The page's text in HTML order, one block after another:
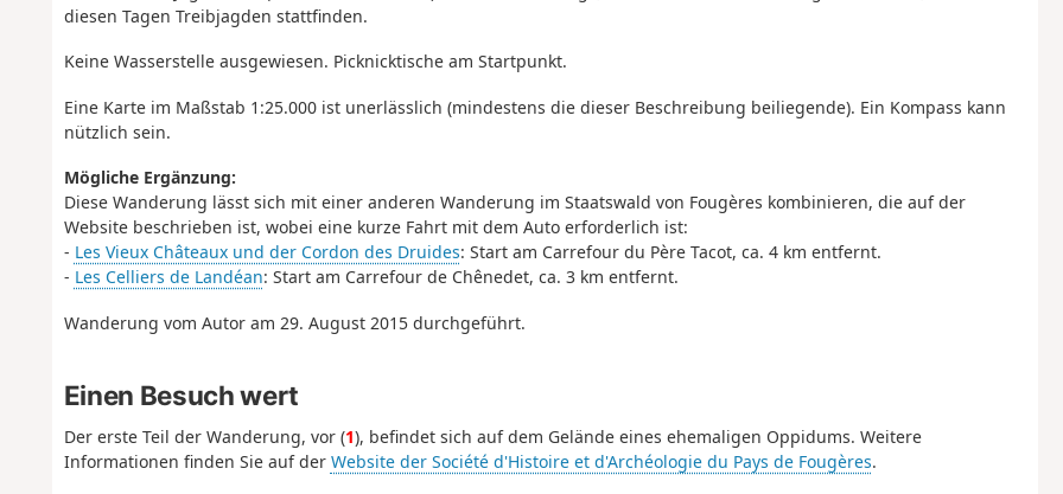
diesen Tagen Treibjagden stattfinden.
Keine Wasserstelle ausgewiesen. Picknicktische am Startpunkt.
Eine Karte im Maßstab 1:25.000 ist unerlässlich (mindestens die dieser Beschreibung beiliegende). Ein Kompass kann
nützlich sein.
Mögliche Ergänzung:
Diese Wanderung lässt sich mit einer anderen Wanderung im Staatswald von Fougères kombinieren, die auf der
Website beschrieben ist, wobei eine kurze Fahrt mit dem Auto erforderlich ist:
- Les Vieux Châteaux und der Cordon des Druides: Start am Carrefour du Père Tacot, ca. 4 km entfernt.
- Les Celliers de Landéan: Start am Carrefour de Chênedet, ca. 3 km entfernt.
Wanderung vom Autor am 29. August 2015 durchgeführt.
Einen Besuch wert
Der erste Teil der Wanderung, vor (1), befindet sich auf dem Gelände eines ehemaligen Oppidums. Weitere
Informationen finden Sie auf der Website der Société d'Histoire et d'Archéologie du Pays de Fougères.